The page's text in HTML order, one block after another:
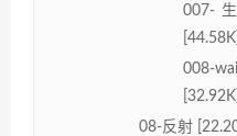
007-
[44.58K]
008-
[32.92K]
08-反射